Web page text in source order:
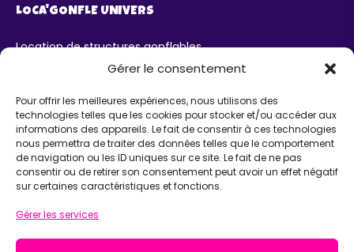
Gérer le consentement
Pour offrir les meilleures expériences, nous utilisons des
technologies telles que les cookies pour stocker et/ou accéder aux
informations des appareils. Le fait de consentir à ces technologies
nous permettra de traiter des données telles que le comportement
de navigation ou les ID uniques sur ce site. Le fait de ne pas
consentir ou de retirer son consentement peut avoir un effet négatif
sur certaines caractéristiques et fonctions.
Gérer les services
LOCA'GONFLE UNIVERS
Location de structures gonflables
Parc Loca'Gonfle XXL Colmar
Karting ludo-éducatif
AIDE
Chatbot IA Maurice
Infos pratiques
INFORMATIONS
Loca'Gonfle Eurl Z.A RODOLPHE, 68840 PULVERSHEIM